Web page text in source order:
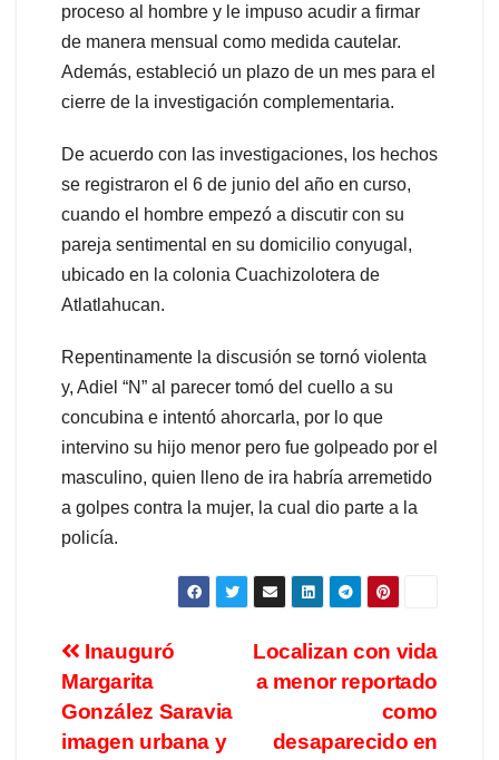
proceso al hombre y le impuso acudir a firmar
de manera mensual como medida cautelar.
Además, estableció un plazo de un mes para el
cierre de la investigación complementaria.
De acuerdo con las investigaciones, los hechos
se registraron el 6 de junio del año en curso,
cuando el hombre empezó a discutir con su
pareja sentimental en su domicilio conyugal,
ubicado en la colonia Cuachizolotera de
Atlatlahucan.
Repentinamente la discusión se tornó violenta
y, Adiel “N” al parecer tomó del cuello a su
concubina e intentó ahorcarla, por lo que
intervino su hijo menor pero fue golpeado por el
masculino, quien lleno de ira habría arremetido
a golpes contra la mujer, la cual dio parte a la
policía.
Localizan con vida
a menor reportado
como
desaparecido en
Inauguró
Margarita
González Saravia
imagen urbana y